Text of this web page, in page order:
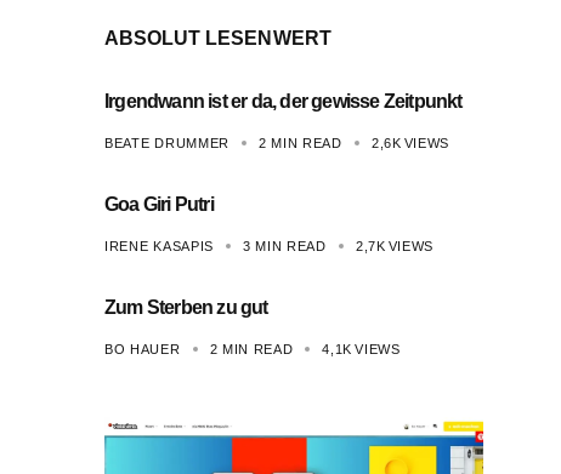
ABSOLUT LESENWERT
Irgendwann ist er da, der gewisse Zeitpunkt
BEATE DRUMMER 2 MIN READ 2,6K VIEWS
Goa Giri Putri
IRENE KASAPIS 3 MIN READ 2,7K VIEWS
Zum Sterben zu gut
BO HAUER 2 MIN READ 4,1K VIEWS